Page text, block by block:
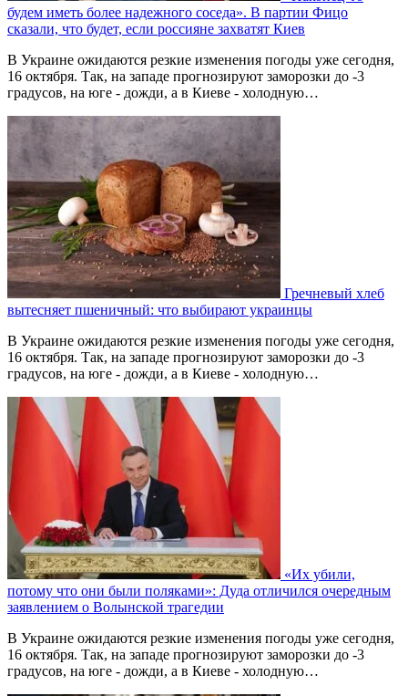
будем иметь более надежного соседа». В партии Фицо
сказали, что будет, если россияне захватят Киев
В Украине ожидаются резкие изменения погоды уже сегодня,
16 октября. Так, на западе прогнозируют заморозки до -3
градусов, на юге - дожди, а в Киеве - холодную…
Гречневый хлеб
вытесняет пшеничный: что выбирают украинцы
В Украине ожидаются резкие изменения погоды уже сегодня,
16 октября. Так, на западе прогнозируют заморозки до -3
градусов, на юге - дожди, а в Киеве - холодную…
«Их убили,
потому что они были поляками»: Дуда отличился очередным
заявлением о Волынской трагедии
В Украине ожидаются резкие изменения погоды уже сегодня,
16 октября. Так, на западе прогнозируют заморозки до -3
градусов, на юге - дожди, а в Киеве - холодную…